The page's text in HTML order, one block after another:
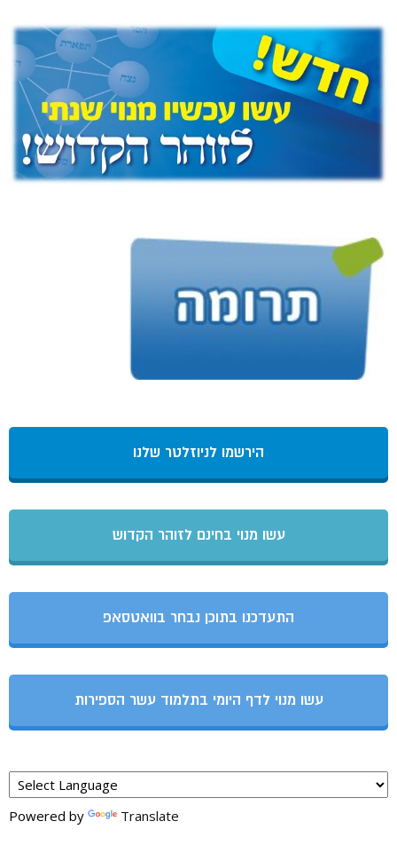
הירשמו לניוזלטר שלנו
עשו מנוי בחינם לזוהר הקדוש
התעדכנו בתוכן נבחר בוואטסאפ
עשו מנוי לדף היומי בתלמוד עשר הספירות
Powered by Translate